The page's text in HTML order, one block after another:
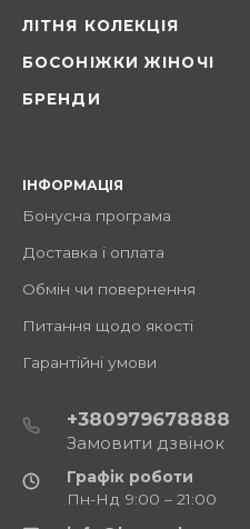
ЛІТНЯ КОЛЕКЦІЯ
БОСОНІЖКИ ЖІНОЧІ
БРЕНДИ
ІНФОРМАЦІЯ
Бонусна програма
Доставка і оплата
Обмін чи повернення
Питання щодо якості
Гарантійні умови
+380979678888
Замовити дзвінок
Графік роботи
Пн-Нд 9:00 – 21:00